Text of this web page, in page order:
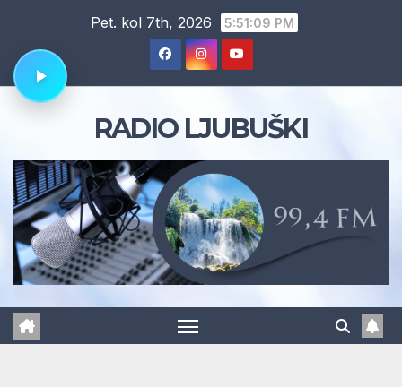
content
Pet. kol 7th, 2026 5:51:10 PM
RADIO LJUBUŠKI